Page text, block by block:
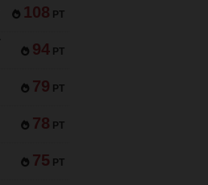
108 PT
94 PT
79 PT
78 PT
75 PT